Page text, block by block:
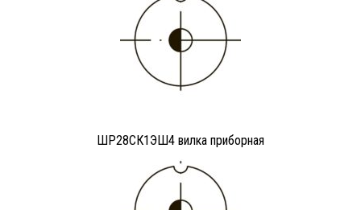
ШР28СК1ЭШ4 вилка приборная